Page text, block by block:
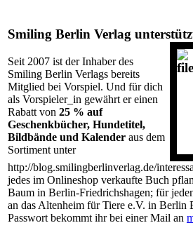
Smiling Berlin Verlag
Seit 2007 ist der Inhaber des
Smiling Berlin Verlags bereits
Mitglied bei Vorspiel. Und für dich
als Vorspieler_in gewährt er einen
Rabatt von 25 % auf
Geschenkbücher, Hundetitel,
Bildbände und Kalender aus dem
Sortiment unter
http://blog.smilingberlinverlag.de/
jedes im Onlineshop verkaufte Buch
Baum in Berlin-Friedrichshagen; für
an das Altenheim für Tiere e.V. in Berlin
Passwort bekommt ihr bei einer Mail an